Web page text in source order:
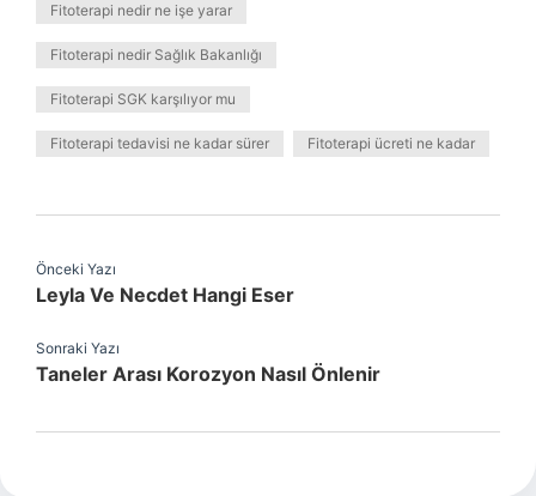
Fitoterapi nedir ne işe yarar
Fitoterapi nedir Sağlık Bakanlığı
Fitoterapi SGK karşılıyor mu
Fitoterapi tedavisi ne kadar sürer Fitoterapi ücreti ne kadar
Önceki Yazı
Leyla Ve Necdet Hangi Eser
Sonraki Yazı
Taneler Arası Korozyon Nasıl Önlenir